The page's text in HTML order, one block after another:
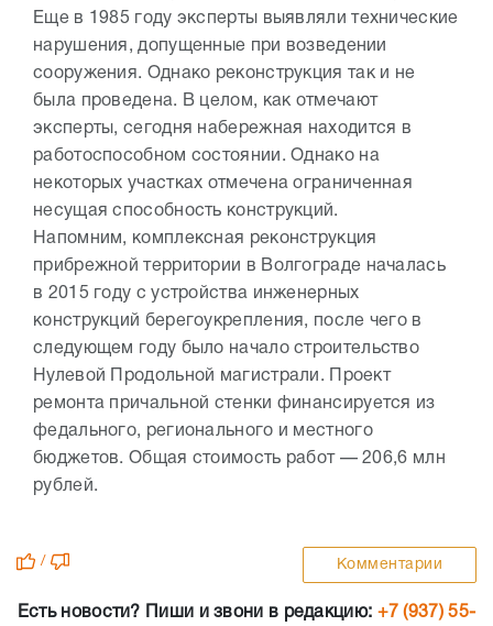
Еще в 1985 году эксперты выявляли технические
нарушения, допущенные при возведении
сооружения. Однако реконструкция так и не
была проведена. В целом, как отмечают
эксперты, сегодня набережная находится в
работоспособном состоянии. Однако на
некоторых участках отмечена ограниченная
несущая способность конструкций.
Напомним, комплексная реконструкция
прибрежной территории в Волгограде началась
в 2015 году с устройства инженерных
конструкций берегоукрепления, после чего в
следующем году было начало строительство
Нулевой Продольной магистрали. Проект
ремонта причальной стенки финансируется из
федального, регионального и местного
бюджетов. Общая стоимость работ — 206,6 млн
рублей.
/ Комментарии
Есть новости? Пиши и звони в редакцию: +7 (937) 55-